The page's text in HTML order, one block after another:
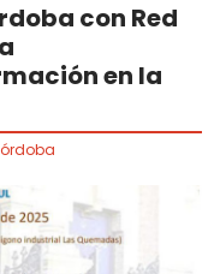
con Red
en la